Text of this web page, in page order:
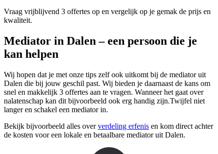
Vraag vrijblijvend 3 offertes op en vergelijk op je gemak de prijs en
kwaliteit.
Mediator in Dalen – een persoon die je
kan helpen
Wij hopen dat je met onze tips zelf ook uitkomt bij de mediator uit
Dalen die bij jouw geschil past. Wij bieden je daarnaast de kans om
snel en makkelijk 3 offertes aan te vragen. Wanneer het gaat over
nalatenschap kan dit bijvoorbeeld ook erg handig zijn.Twijfel niet
langer en schakel een mediator in.
Bekijk bijvoorbeeld alles oververdeling erfenis en kom direct achter
de kosten voor een lokale en betaalbare mediator uit Dalen.